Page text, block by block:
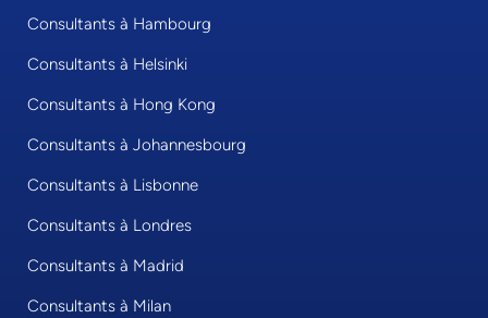
Consultants à Hambourg
Consultants à Helsinki
Consultants à Hong Kong
Consultants à Johannesbourg
Consultants à Lisbonne
Consultants à Londres
Consultants à Madrid
Consultants à Milan